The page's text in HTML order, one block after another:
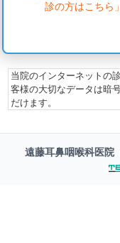
診の方はこちら
当院のインターネットの
客様の大切なデータは暗
だけます。
遠藤耳鼻咽喉科医院